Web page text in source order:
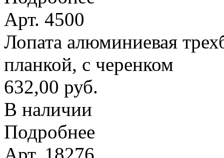
Арт. 4500
Лопата алюминиевая
планкой, с черенком
632,00 руб.
В наличии
Подробнее